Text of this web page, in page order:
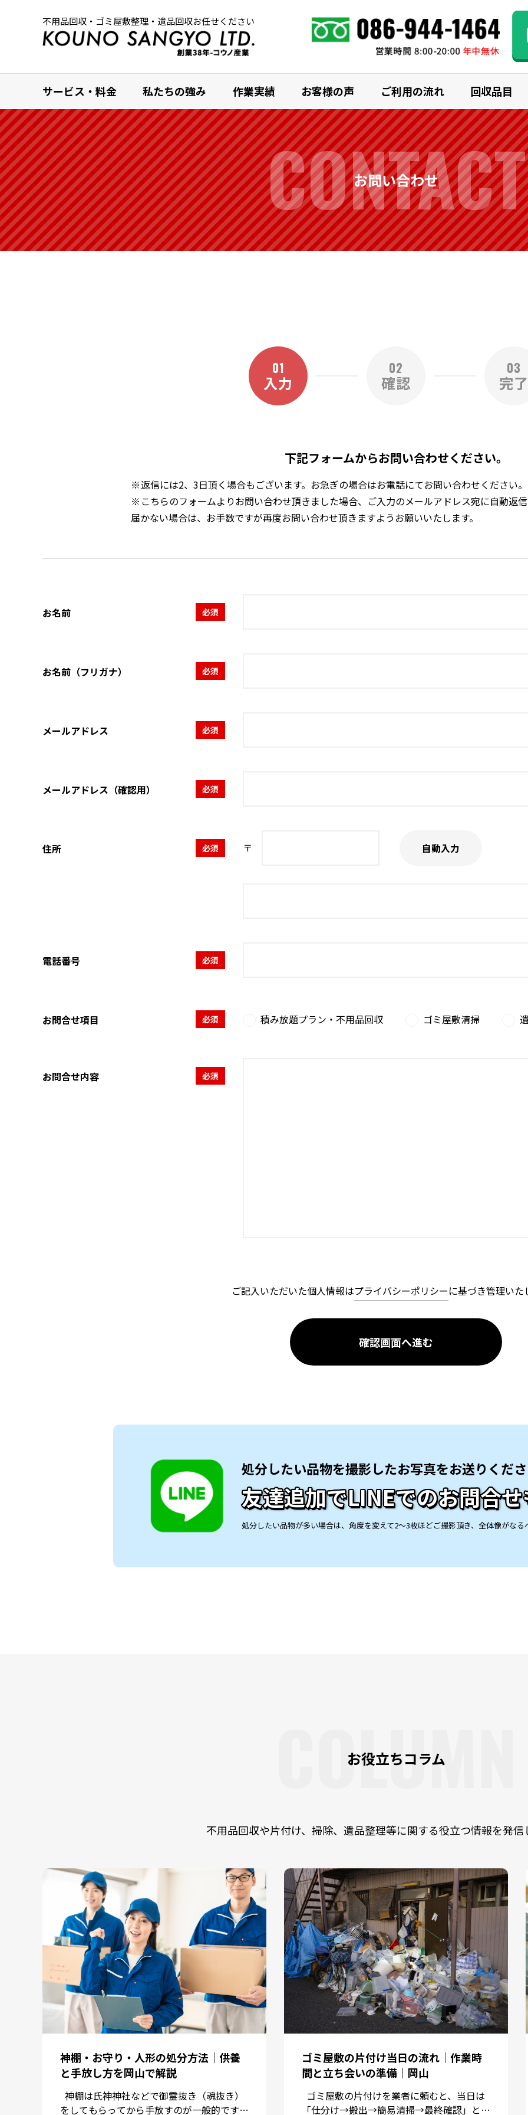
不用品回収・ゴミ屋敷整理・遺品回収お任せください
サービス・料金 私たちの強み 作業実績 お客様の声 ご利用の流れ 回収品目
CONTACT
お問い合わせ
01
入力
02
確認
03
完了
下記フォームからお問い合わせください。
返信には2、3日頂く場合もございます。お急ぎの場合はお電話にてお問い合わせください。
こちらのフォームよりお問い合わせ頂きました場合、ご入力のメールアドレス宛に自動返
届かない場合は、お手数ですが再度お問い合わせ頂きますようお願いいたします。
お名前 必須
お名前（フリガナ） 必須
メールアドレス 必須
メールアドレス（確認用） 必須
住所 必須 〒 自動入力
電話番号 必須
お問合せ項目 必須 積み放題プラン・不用品回収 ゴミ屋敷清掃
お問合せ内容 必須
ご記入いただいた個人情報はプライバシーポリシーに基づき管理いた
確認画面へ進む
処分したい品物を撮影したお写真をお送りくだ
友達追加でLINEでのお問合
処分したい品物が多い場合は、 角度を変えて2〜3枚ほどご撮影頂き、 全体像がなる
COLUMN
お役立ちコラム
不用品回収や片付け、掃除、遺品整理等に関する役立つ情報を発信
神棚・お守り・人形の処分方法｜供養
と手放し方を岡山で解説
神棚は氏神神社などで御霊抜き（魂抜き）
をしてもらってから手放すのが一般的です。
ゴミ屋敷の片付け当日の流れ｜作業時
間と立ち会いの準備｜岡山
ゴミ屋敷の片付けを業者に頼むと、当日は
「仕分け→搬出→簡易清掃→最終確認」とい